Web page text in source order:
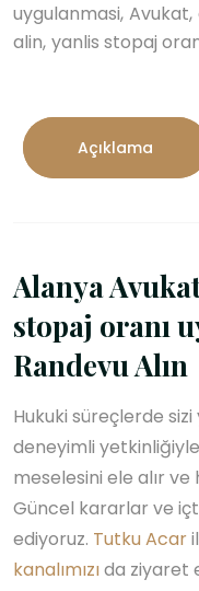
uygulanmasi Avukat
alin yanlis stopaj
Açıklama
Alanya
stopaj oranı
Randevu Alın
Hukuki süreçlerde
deneyimli
meselesini ele alır
Güncel kararlar ve
ediyoruz. Tutku Acar
kanalımızıda ziyaret